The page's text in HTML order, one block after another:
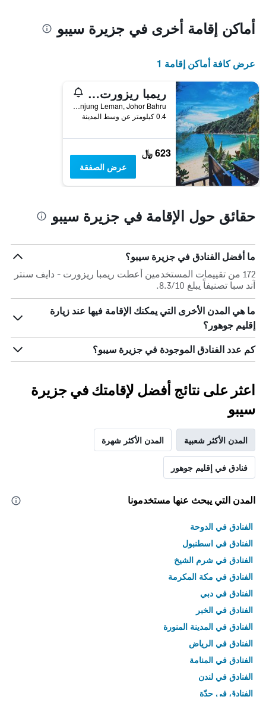
أماكن إقامة أخرى في جزيرة سيبو
عرض كافة أماكن إقامة 1
ريمبا ريزورت - دايف سنتر آند سبا
Pulau Sibu Besar Near Tanjung Leman, Johor Bahru, جزيرة سيبو, ماليزيا
0.4 كيلومتر عن وسط المدينة
623 ﷼
عرض الصفقة
حقائق حول الإقامة في جزيرة سيبو
ما أفضل الفنادق في جزيرة سيبو؟
172 من تقييمات المستخدمين أعطت ريمبا ريزورت - دايف سنتر
آند سبا تصنيفاً يبلغ 8.3/10.
ما هي المدن الأخرى التي يمكنك الإقامة فيها عند زيارة
إقليم جوهور؟
كم عدد الفنادق الموجودة في جزيرة سيبو؟
اعثر على نتائج أفضل لإقامتك في جزيرة
سيبو
المدن الأكثر شعبية المدن الأكثر شهرة
فنادق في إقليم جوهور
المدن التي يبحث عنها مستخدمونا
الفنادق في الدوحة
الفنادق في اسطنبول
الفنادق في شرم الشيخ
الفنادق في مكة المكرمة
الفنادق في دبي
الفنادق في الخبر
الفنادق في المدينة المنورة
الفنادق في الرياض
الفنادق في المنامة
الفنادق في لندن
الفنادق في جدّة